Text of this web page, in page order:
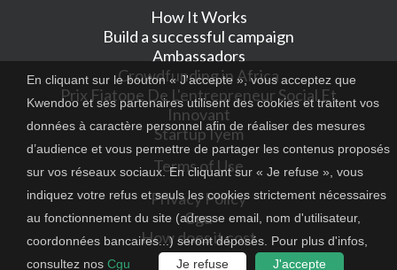
How It Works
Build a successful campaign
Ambassadors
Crowdfunding in Africa
Prix Fiatope De L'entrepreneur Social Et
Innovant
Startup Iyem
Terms of Use
Privacy Policy
Cgu
How does it cost
En cliquant sur le bouton « J'accepte », vous acceptez que
Kwendoo et ses partenaires utilisent des cookies et traitent vos
données à caractère personnel afin de réaliser des mesures
d’audience et vous permettre de partager les contenus proposés
sur vos réseaux sociaux. En cliquant sur « Je refuse », vous
indiquez votre refus et seuls les cookies strictement nécessaires
au fonctionnement du site (adresse email, nom d'utilisateur,
coordonnées bancaires...) seront déposés. Pour plus d'infos,
consultez nos Cgu J'accepte
Je refuse